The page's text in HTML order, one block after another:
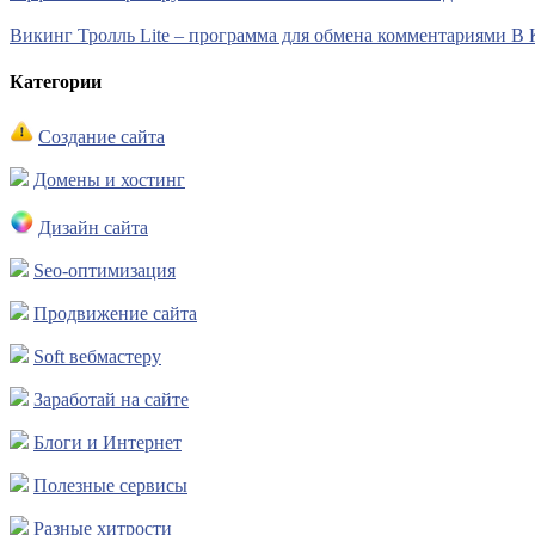
Викинг Тролль Lite – программа для обмена комментариями В
Категории
Создание сайта
Домены и хостинг
Дизайн сайта
Seo-оптимизация
Продвижение сайта
Soft вебмастеру
Заработай на сайте
Блоги и Интернет
Полезные сервисы
Разные хитрости